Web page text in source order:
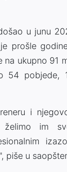
u junu
prošle
na ukupno 91
54 pobjede,
i
im
piše u